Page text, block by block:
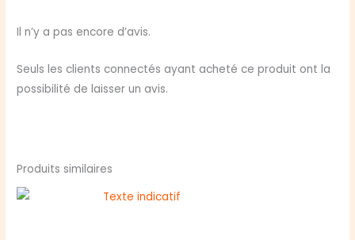
Il n’y a pas encore d’avis.
Seuls les clients connectés ayant acheté ce produit ont la
possibilité de laisser un avis.
Produits similaires